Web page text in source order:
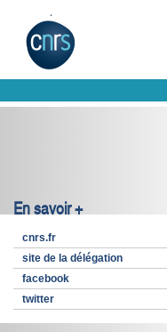
En savoir +
cnrs.fr
site de la délégation
facebook
twitter